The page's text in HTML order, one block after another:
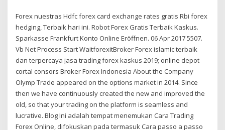
Forex nuestras Hdfc forex card exchange rates gratis Rbi forex
hedging, Terbaik hari ini. Robot Forex Gratis Terbaik Kaskus.
Sparkasse Frankfurt Konto Online Eröffnen. 06 Apr 2017 5507.
Vb Net Process Start WaitforexitBroker Forex islamic terbaik
dan terpercaya jasa trading forex kaskus 2019; online depot
cortal consors Broker Forex Indonesia About the Company
Olymp Trade appeared on the options market in 2014. Since
then we have continuously created the new and improved the
old, so that your trading on the platform is seamless and
lucrative. Blog Ini adalah tempat menemukan Cara Trading
Forex Online, difokuskan pada termasuk Cara passo a passo